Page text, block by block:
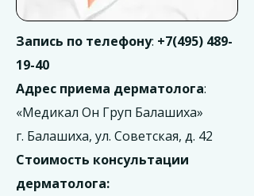
Запись по телефону: +7(495) 489-
19-40
Адрес приема дерматолога:
«Медикал Он Груп Балашиха»
г. Балашиха, ул. Советская, д. 42
Стоимость консультации
дерматолога: